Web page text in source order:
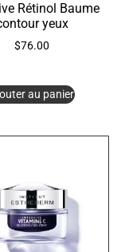
Rétinol Baume
yeux
$76.00
au panier